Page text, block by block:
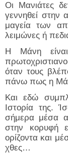
Οι Μανιάτες
γεννηθεί στην
μαγεία των
λειμώνες ή
Η Μάνη
όταν τους
πάνω πως η
Και εδώ
Ιστορία της.
σήμερα μέσα
στην κορυφή
ορίζοντα και
χθες…